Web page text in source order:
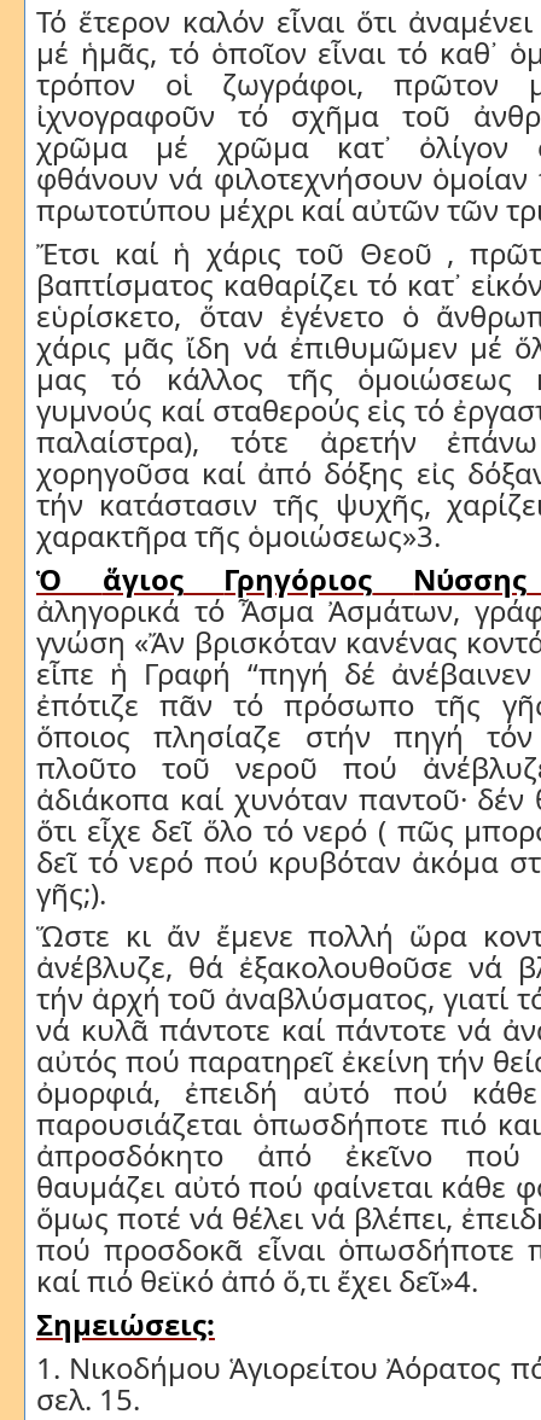
Τό ἕτερον καλόν εἶναι ὅτι ἀναμένει
μέ ἡμᾶς, τό ὁποῖον εἶναι τό καθ᾽
τρόπον οἱ ζωγράφοι, πρῶτον
ἰχνογραφοῦν τό σχῆμα τοῦ
χρῶμα μέ χρῶμα κατ᾽ ὀλίγον
φθάνουν νά φιλοτεχνήσουν
πρωτοτύπου μέχρι καί αὐτῶν τῶν
Ἔτσι καί ἡ χάρις τοῦ Θεοῦ ,
βαπτίσματος καθαρίζει τό κατ᾽
εὑρίσκετο, ὅταν ἐγένετο ὁ
χάρις μᾶς ἴδη νά ἐπιθυμῶμεν μέ
μας τό κάλλος τῆς ὁμοιώσεως
γυμνούς καί σταθερούς εἰς τό
παλαίστρα), τότε ἀρετήν
χορηγοῦσα καί ἀπό δόξης εἰς
τήν κατάστασιν τῆς ψυχῆς,
χαρακτῆρα τῆς ὁμοιώσεως»3.
Ὁ
ἅγιος Γρηγόριος Νύσσης
ἀληγορικά τό Ἆσμα Ἀσμάτων,
γνώση «Ἄν βρισκόταν κανένας
εἶπε ἡ Γραφή “πηγή δέ ἀνέβαινεν
ἐπότιζε πᾶν τό πρόσωπο τῆς
ὅποιος πλησίαζε στήν πηγή τόν
πλοῦτο τοῦ νεροῦ πού
ἀδιάκοπα καί χυνόταν παντοῦ·δέν
ὅτι εἶχε δεῖ ὅλο τό νερό ( πῶς
δεῖ τό νερό πού κρυβόταν ἀκόμα
γῆς;).
Ὥστε κι ἄν ἔμενε πολλή ὥρα
ἀνέβλυζε, θά ἐξακολουθοῦσε νά
τήν ἀρχή τοῦ ἀναβλύσματος, γιατί
νά κυλᾶ πάντοτε καί πάντοτε νά
αὐτός πού παρατηρεῖ ἐκείνη τήν
ὀμορφιά, ἐπειδή αὐτό πού
παρουσιάζεται ὁπωσδήποτε πιό
ἀπροσδόκητο ἀπό ἐκεῖνο πού
θαυμάζει αὐτό πού φαίνεται κάθε
ὅμως ποτέ νά θέλει νά βλέπει,
πού προσδοκᾶ εἶναι ὁπωσδήποτε
καί πιό θεϊκό ἀπό ὅ,τι ἔχει δεῖ»4.
Σημειώσεις:
1. Νικοδήμου Ἁγιορείτου Ἀόρατος
σελ. 15.